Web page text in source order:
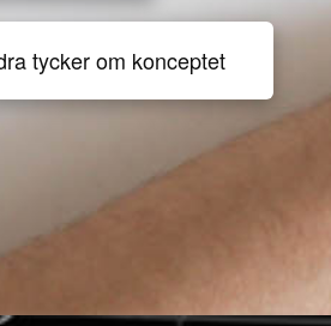
tycker om konceptet